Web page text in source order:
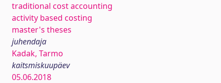
traditional cost accounting
activity based costing
master's theses
juhendaja
Kadak, Tarmo
kaitsmiskuupäev
05.06.2018